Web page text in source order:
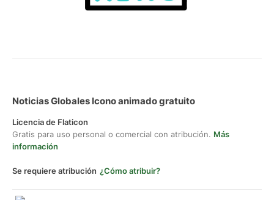
Noticias Globales Icono animado gratuito
Licencia de Flaticon
Gratis para uso personal o comercial con atribución. Más
información
Se requiere atribución ¿Cómo atribuir?